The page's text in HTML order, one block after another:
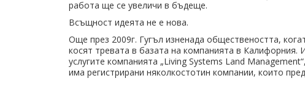
работа ще се увеличи в бъдеще.
Всъщност идеята не е нова.
Още през 2009г. Гугъл изненада обществеността,
косят тревата в базата на компанията в Калифорния.
услугите компанията „Living Systems Land
има регистрирани няколкостотин компании, които